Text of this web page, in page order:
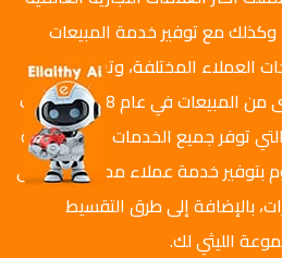
وكذلك مع توفير خدمة المبيعات
العملاء المختلفة، وتجاوزت
مجموعة الليثي أعلى مستوى من المبيعات في عام 2018م، وذلك
توفر جميع الخدمات اللازمة لتلبية
بتوفير خدمة عملاء ممتازة للرد على
بالإضافة إلى طرق التقسيط
الليثي لك.